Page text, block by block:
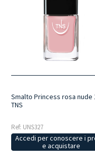
Smalto Princess rosa nude
TNS
Ref: UNS327
Accedi per conoscere i
e acquistare